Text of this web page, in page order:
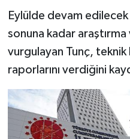
Eylülde devam edilecek
sonuna kadar araştırma
vurgulayan Tunç, teknik
raporlarını verdiğini